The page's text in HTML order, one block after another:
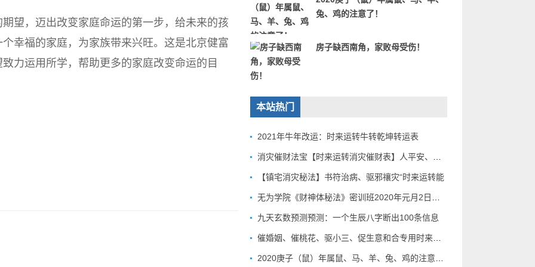
，迈出改变家庭命运的第一步，给未来的孩
幸福的家庭，为家族带来兴旺。这是北京健富
力运用所学，帮助更多的家庭改变命运的目
兔、鸡的注意了！
房子缺西南角，家败母受伤！
本站热门
2021年牛年改运：时来运转牛转乾坤转运表
【镇宅消灾秘法】书符治病、驱邪禳灾“时来运转能
九天玄数预测预测：一个生辰八字断出100条信息